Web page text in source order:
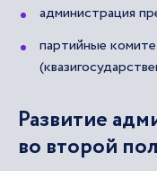
администрация
партийные
Развитие
во второй